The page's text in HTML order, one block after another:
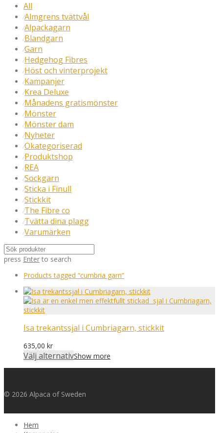
All
⁄Almgrens tvättvål
⁄Alpackagarn
⁄Blandgarn
⁄Garn
⁄Hedgehog Fibres
⁄Höst och vinterprojekt
⁄Kampanjer
⁄Krea Deluxe
⁄Månadens gratismönster
⁄Mönster
⁄Mönster dam
⁄Nyheter
⁄Okategoriserad
⁄Produktshop
⁄REA
⁄Sockgarn
⁄Sticka i Finull
⁄Stickkit
⁄The Fibre co
⁄Tvätta dina plagg
⁄Varumärken
press Enter to search
Products tagged “cumbria garn”
Isa trekantssjal i Cumbriagarn, stickkit
635,00 kr
Välj alternativShow more
© 2026 Alpaca of Sweden
Hem